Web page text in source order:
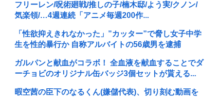
フリーレン/呪術廻戦/推しの子/楠木邸/よう実/クノン/
気楽領/…4週連続「アニメ毎週200作...
「性欲抑えきれなかった」”カッター”で脅し女子中学
生を性的暴行か 自称アルバイトの56歳男を逮捕
ガルパンと献血がコラボ！ 全血液を献血することでダ
ーチョビのオリジナル缶バッジ3個セットが貰える...
暇空茜の臣下のなるくん(嫌儲代表)、切り刻む動画を